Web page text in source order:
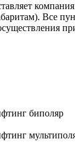
Все
биполяр